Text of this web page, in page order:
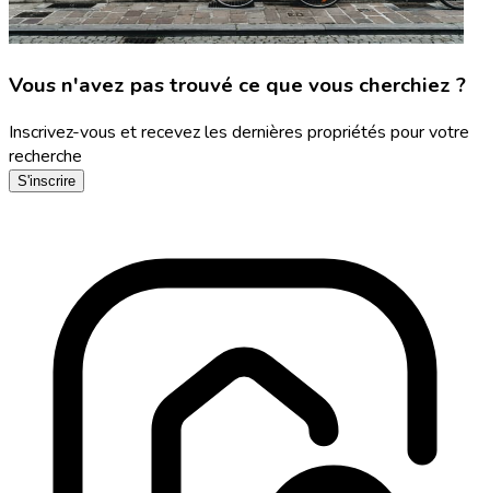
Vous n'avez pas trouvé ce que vous cherchiez ?
Inscrivez-vous et recevez les dernières propriétés pour votre
recherche
S'inscrire